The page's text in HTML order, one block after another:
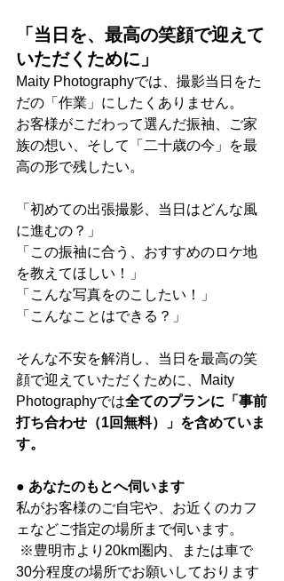
「当日を、最高の笑顔で迎えて
いただくために」
Maity Photographyでは、撮影当日をた
だの「作業」にしたくありません。
お客様がこだわって選んだ振袖、ご家
族の想い、そして「二十歳の今」を最
高の形で残したい。
「初めての出張撮影、当日はどんな風
に進むの？」
「この振袖に合う、おすすめのロケ地
を教えてほしい！」
「こんな写真をのこしたい！」
「こんなことはできる？」
そんな不安を解消し、当日を最高の笑
顔で迎えていただくために、Maity
Photographyでは全てのプランに「事前
打ち合わせ（1回無料）」を含めていま
す。
● あなたのもとへ伺います
私がお客様のご自宅や、お近くのカフ
ェなどご指定の場所まで伺います。
30分程度の場所でお願いしております